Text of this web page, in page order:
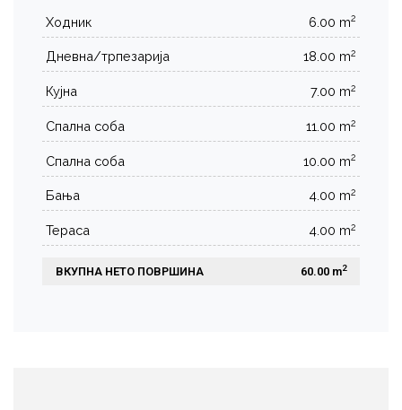
Ходник 6.00 m2
Дневна/трпезарија 18.00 m2
Кујна 7.00 m2
Спална соба 11.00 m2
Спална соба 10.00 m2
Бања 4.00 m2
Тераса 4.00 m2
ВКУПНА НЕТО ПОВРШИНА 60.00 m2